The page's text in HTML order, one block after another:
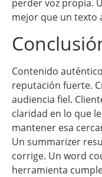
perder voz propia.
mejor que un texto
Contenido
reputación fuerte.
audiencia fiel.
claridad en lo que
mantener esa
Un summarizer
corrige. Un word
herramienta